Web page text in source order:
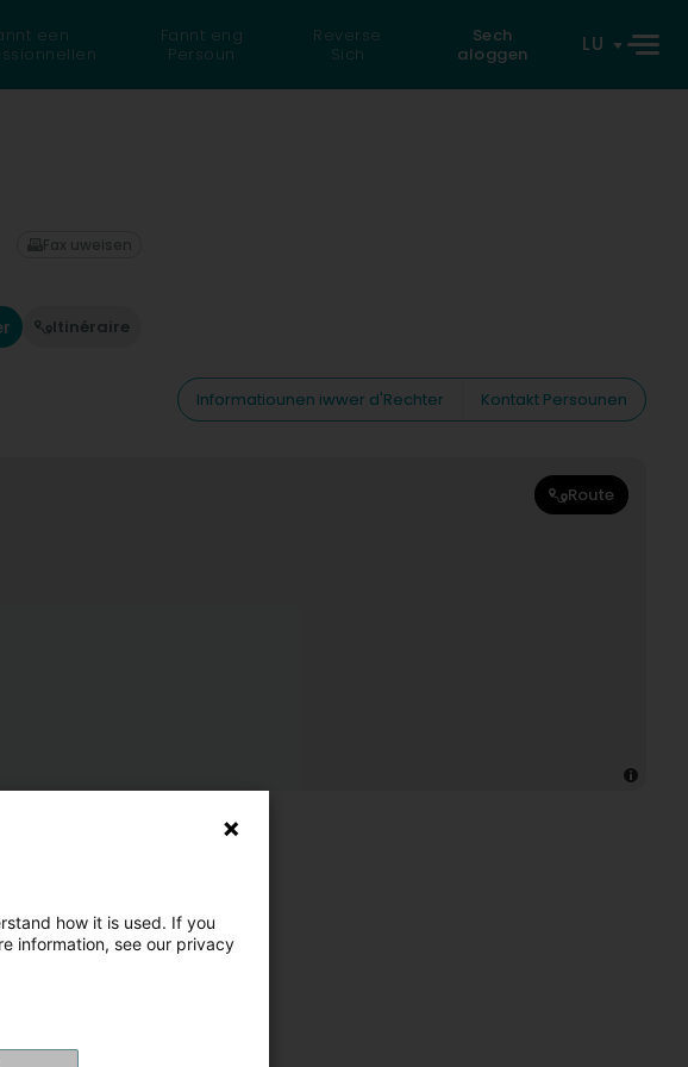
een
Fannt eng
Persoun
Reverse
Sich
Sech
aloggen
LU
Itinéraire
Fax uweisen
Informatiounen iwwer d'Rechter
Kontakt Persounen
Route
how it is used. If you
information, see our privacy